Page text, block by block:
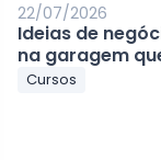
22/07/2026
Ideias de
na garagem
Cursos